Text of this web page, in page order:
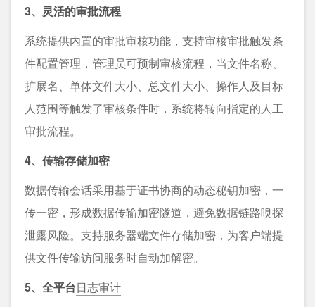
3、灵活的审批流程
系统提供内置的审批审核功能，支持审核审批触发条
件配置管理，管理员可预制审核流程，当文件名称、
扩展名、单体文件大小、总文件大小、操作人及目标
人范围等触发了审核条件时，系统将转向指定的人工
审批流程。
4、传输存储加密
数据传输会话采用基于证书协商的动态秘钥加密，一
传一密，形成数据传输加密隧道，避免数据链路嗅探
泄露风险。支持服务器端文件存储加密，为客户端提
供文件传输访问服务时自动加解密。
5、全平台日志审计